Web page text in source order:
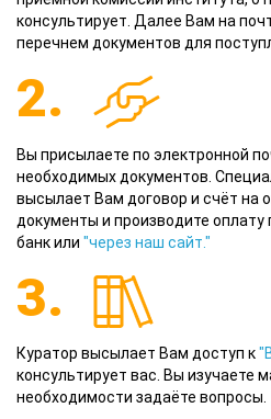
консультирует. Далее Вам на
перечнем документов для
2.
Вы присылаете по электронной
необходимых документов.
высылает Вам договор и счёт на
документы и производите
банк или "через наш сайт."
3.
Куратор высылает Вам доступ к
консультирует вас. Вы изучаете
необходимости задаёте вопросы.